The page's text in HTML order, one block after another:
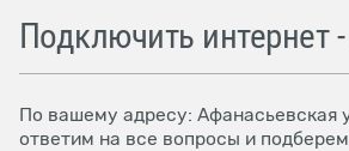
Подключить интернет
По вашему адресу: Афанасьевская
ответим на все вопросы и